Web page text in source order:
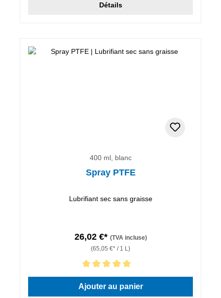
Détails
400 ml, blanc
Spray PTFE
Lubrifiant sec sans graisse
26,02 €* (TVA incluse)
(65,05 €* / 1 L)
Note moyenne de 5 sur 5 étoiles
Ajouter au panier